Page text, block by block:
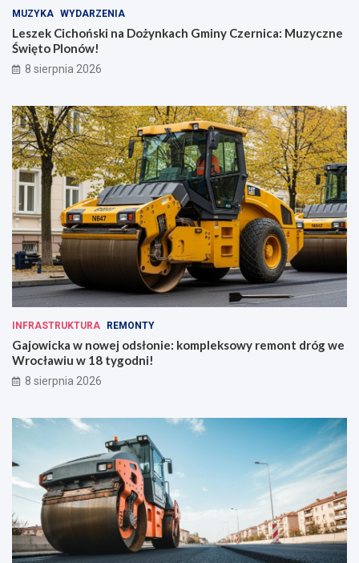
MUZYKA WYDARZENIA
Leszek Cichoński na Dożynkach Gminy Czernica: Muzyczne
Święto Plonów!
8 sierpnia 2026
INFRASTRUKTURA REMONTY
Gajowicka w nowej odsłonie: kompleksowy remont dróg we
Wrocławiu w 18 tygodni!
8 sierpnia 2026